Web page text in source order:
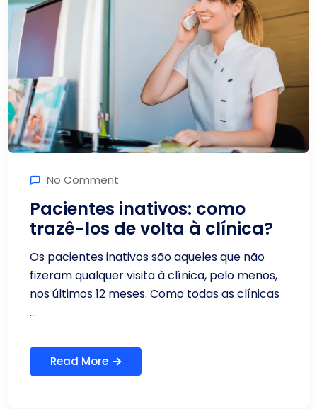
No Comment
Pacientes inativos: como
trazê-los de volta à clínica?
Os pacientes inativos são aqueles que não
fizeram qualquer visita à clínica, pelo menos,
nos últimos 12 meses. Como todas as clínicas
...
Read More